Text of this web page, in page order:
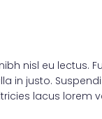
nisl eu lectus.
in justo.
lacus lorem